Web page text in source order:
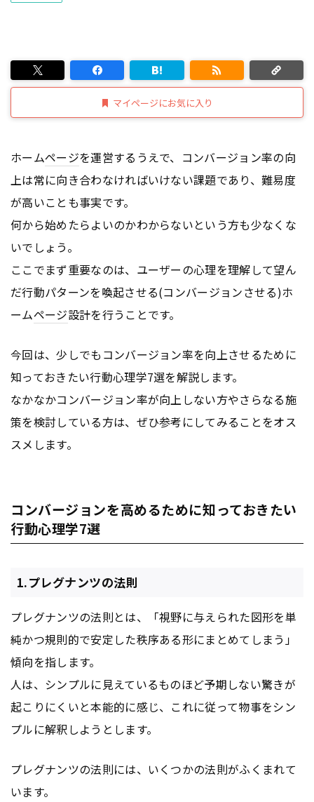
マイページにお気に入り
ホームページを運営するうえで、コンバージョン率の向
上は常に向き合わなければいけない課題であり、難易度
が高いことも事実です。
何から始めたらよいのかわからないという方も少なくな
いでしょう。
ここでまず重要なのは、ユーザーの心理を理解して望ん
だ行動パターンを喚起させる(コンバージョンさせる)ホ
ームページ設計を行うことです。
今回は、少しでもコンバージョン率を向上させるために
知っておきたい行動心理学7選を解説します。
なかなかコンバージョン率が向上しない方やさらなる施
策を検討している方は、ぜひ参考にしてみることをオス
スメします。
コンバージョンを高めるために知っておきたい
行動心理学7選
1.プレグナンツの法則
プレグナンツの法則とは、「視野に与えられた図形を単
純かつ規則的で安定した秩序ある形にまとめてしまう」
傾向を指します。
人は、シンプルに見えているものほど予期しない驚きが
起こりにくいと本能的に感じ、これに従って物事をシン
プルに解釈しようとします。
プレグナンツの法則には、いくつかの法則がふくまれて
います。